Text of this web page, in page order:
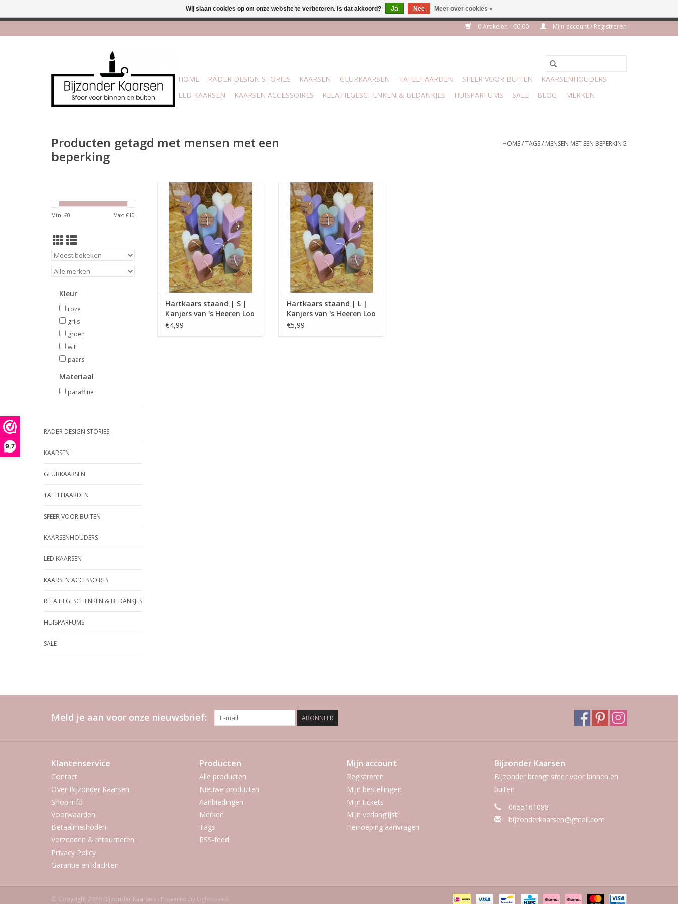
9,7
0 Artikelen - €0,00 Mijn account / Registreren
HOME RÄDER DESIGN STORIES KAARSEN GEURKAARSEN TAFELHAARDEN SFEER VOOR BUITEN
KAARSENHOUDERS
LED KAARSEN
KAARSEN ACCESSOIRES RELATIEGESCHENKEN & BEDANKJES HUISPARFUMS SALE BLOG MERKEN
Producten getagd met mensen met een
beperking
HOME/TAGS/ MENSEN MET EEN BEPERKING
Min: €0 Max: €10
Kleur
roze
grijs
groen
wit
paars
Materiaal
paraffine
RÄDER DESIGN STORIES
KAARSEN
GEURKAARSEN
TAFELHAARDEN
SFEER VOOR BUITEN
KAARSENHOUDERS
LED KAARSEN
KAARSEN ACCESSOIRES
RELATIEGESCHENKEN & BEDANKJES
HUISPARFUMS
SALE
Handgemaakte kaars in de vorm
van een hart met een rustieke
uitstraling. Ambachtelijke
gemaakt door de Kanjers van 's
Heerenloo, mensen met een
beperking.
Hartkaars staand | S |
Kanjers van 's Heeren Loo
€4,99
Handgemaakte kaars in de vorm
van een hart met een rustieke
uitstraling. Ambachtelijke
gemaakt door de Kanjers van 's
Heerenloo, mensen met een
beperking.
TOEVOEGEN AAN WINKELWAGEN
Hartkaars staand | L |
Kanjers van 's Heeren Loo
€5,99
Meld je aan voor onze nieuwsbrief: ABONNEER
Klantenservice
Contact
Over Bijzonder Kaarsen
Shop info
Voorwaarden
Betaalmethoden
Verzenden & retourneren
Privacy Policy
Garantie en klachten
Producten
Alle producten
Nieuwe producten
Aanbiedingen
Merken
Tags
RSS-feed
Mijn account
Registreren
Mijn bestellingen
Mijn tickets
Mijn verlanglijst
Herroeping aanvragen
Bijzonder Kaarsen
Bijzonder brengt sfeer voor binnen en
buiten
0655161088
bijzonderkaarsen@gmail.com
© Copyright 2026 Bijzonder Kaarsen - Powered by Lightspeed
Wij slaan cookies op om onze website te verbeteren. Is dat akkoord? Ja Nee Meer over cookies »
Afhalen is mogelijk bij mijn winkel Trotz | Belvederelaan 107 Zwolle | 27 juli t/m 3 aug VAKANTIE